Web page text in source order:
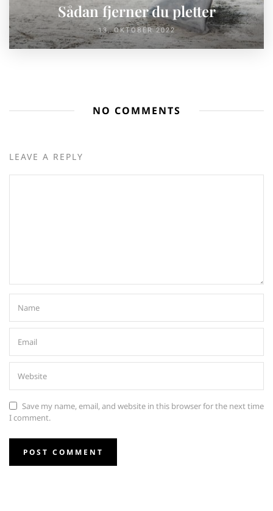
Sådan fjerner du pletter
13. OKTOBER 2022
NO COMMENTS
LEAVE A REPLY
Save my name, email, and website in this browser for the next time
I comment.